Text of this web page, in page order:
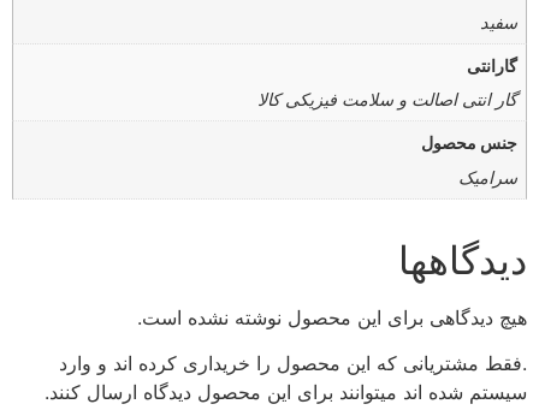
سفید
گارانتی
گار انتی اصالت و سلامت فیزیکی کالا
جنس محصول
سرامیک
دیدگاهها
هیچ دیدگاهی برای این محصول نوشته نشده است.
.فقط مشتریانی که این محصول را خریداری کرده اند و وارد
سیستم شده اند میتوانند برای این محصول دیدگاه ارسال کنند.